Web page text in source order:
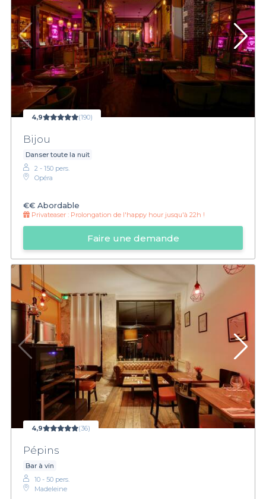
4,9 (190)
Bijou
Danser toute la nuit
2 - 150 pers.
Opéra
€€ Abordable
Privateaser : Prolongation de l'happy hour jusqu'à 22h !
Faire une demande
4,9 (36)
Pépins
Bar à vin
10 - 50 pers.
Madeleine